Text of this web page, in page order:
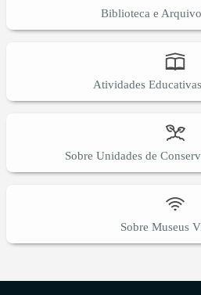
Biblioteca e
Atividades
Sobre Unidades de
Sobre Museus